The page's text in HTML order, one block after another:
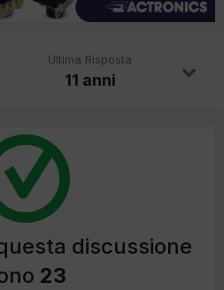
Ultima Risposta
11 anni
discussione
23